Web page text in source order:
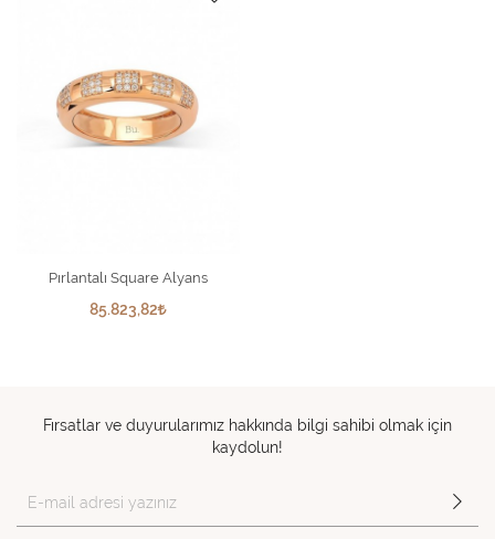
Pırlantalı Square Alyans
85.823,82
Fırsatlar ve duyurularımız hakkında bilgi sahibi olmak için
kaydolun!